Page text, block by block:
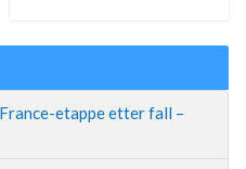
etappe etter fall –